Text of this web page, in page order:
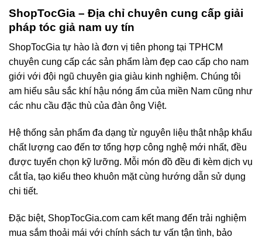
ShopTocGia – Địa chỉ chuyên cung cấp giải
pháp tóc giả nam uy tín
ShopTocGia tự hào là đơn vị tiên phong tại TPHCM
chuyên cung cấp các sản phẩm làm đẹp cao cấp cho nam
giới với đội ngũ chuyên gia giàu kinh nghiệm. Chúng tôi
am hiểu sâu sắc khí hậu nóng ẩm của miền Nam cũng như
các nhu cầu đặc thù của đàn ông Việt.
Hệ thống sản phẩm đa dạng từ nguyên liệu thật nhập khẩu
chất lượng cao đến tơ tổng hợp công nghệ mới nhất, đều
được tuyển chọn kỹ lưỡng. Mỗi món đồ đều đi kèm dịch vụ
cắt tỉa, tạo kiểu theo khuôn mặt cùng hướng dẫn sử dụng
chi tiết.
Đặc biệt, ShopTocGia.com cam kết mang đến trải nghiệm
mua sắm thoải mái với chính sách tư vấn tận tình, bảo